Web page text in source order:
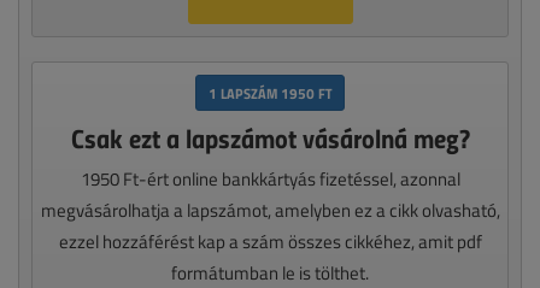
1 LAPSZÁM 1950 FT
Csak ezt a lapszámot vásárolná meg?
1950 Ft-ért online bankkártyás fizetéssel, azonnal
megvásárolhatja a lapszámot, amelyben ez a cikk olvasható,
ezzel hozzáférést kap a szám összes cikkéhez, amit pdf
formátumban le is tölthet.